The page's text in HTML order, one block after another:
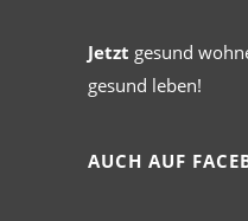
Jetzt gesund
gesund leben!
AUCH AUF